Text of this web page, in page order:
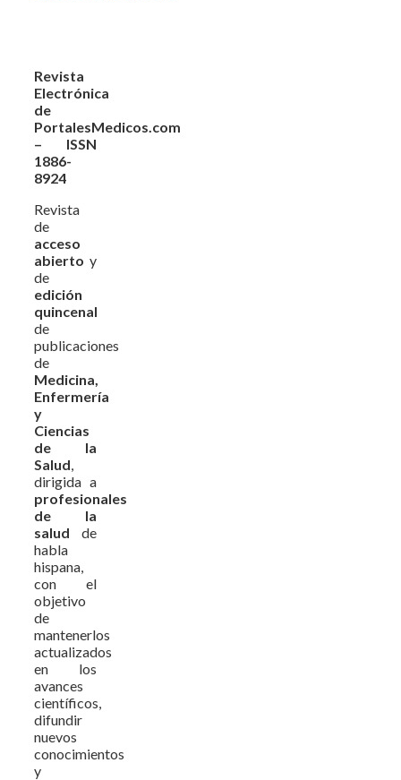
Revista
Electrónica
de
PortalesMedicos.com
– ISSN
1886-
8924
Revista
de
acceso
abierto y
de
edición
quincenal
de
publicaciones
de
Medicina,
Enfermería
y
Ciencias
de la
Salud,
dirigida a
profesionales
de la
salud de
habla
hispana,
con el
objetivo
de
mantenerlos
actualizados
en los
avances
científicos,
difundir
nuevos
conocimientos
y